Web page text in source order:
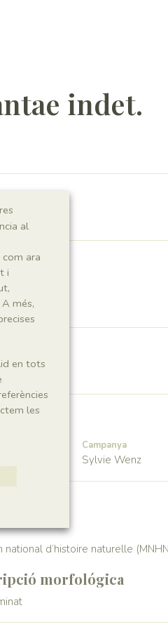
indet.
Meià
Campanya
Sylvie Wenz
national d’histoire naturelle
morfológica
al
ara
i
més,
en tots
les